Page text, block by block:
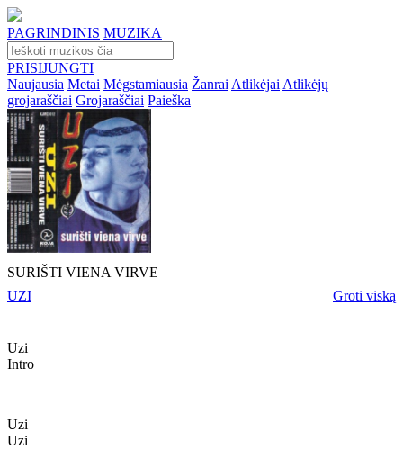
PAGRINDINIS MUZIKA
PRISIJUNGTI
Naujausia Metai Mėgstamiausia Žanrai Atlikėjai Atlikėjų
grojaraščiai Grojaraščiai Paieška
SURIŠTI VIENA VIRVE
UZI
Groti viską
Uzi
Intro
Uzi
Uzi